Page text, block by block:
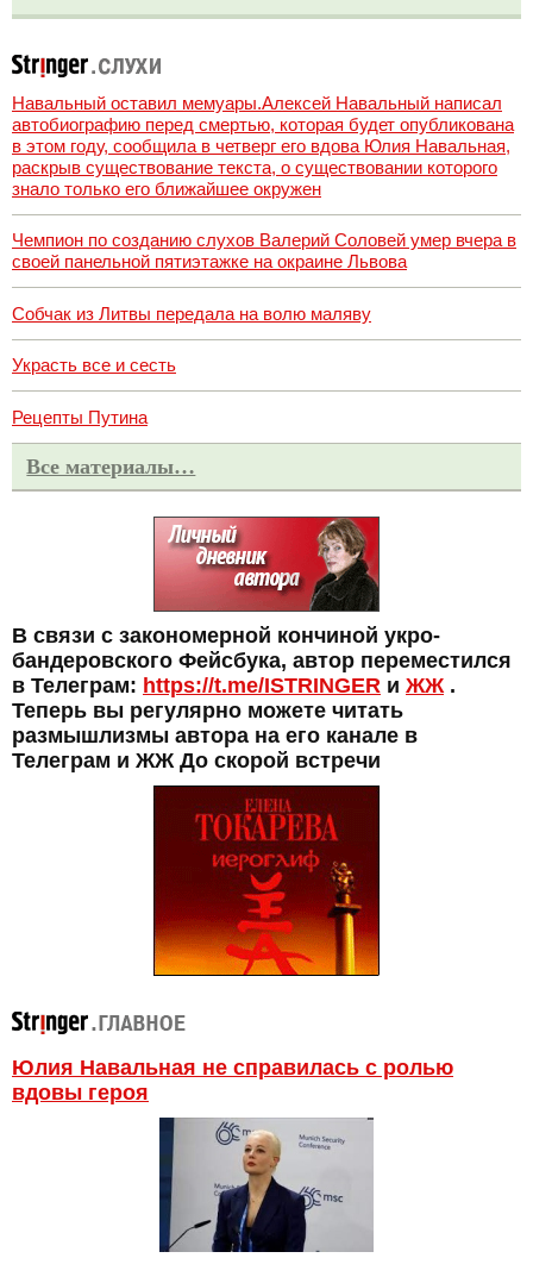
Навальный оставил мемуары.Алексей Навальный написал
автобиографию перед смертью, которая будет опубликована
в этом году, сообщила в четверг его вдова Юлия Навальная,
раскрыв существование текста, о существовании которого
знало только его ближайшее окружен
Чемпион по созданию слухов Валерий Соловей умер вчера в
своей панельной пятиэтажке на окраине Львова
Собчак из Литвы передала на волю маляву
Украсть все и сесть
Рецепты Путина
Все материалы…
В связи с закономерной кончиной укро-
бандеровского Фейсбука, автор переместился
в Телеграм: https://t.me/ISTRINGER и ЖЖ .
Теперь вы регулярно можете читать
размышлизмы автора на его канале в
Телеграм и ЖЖ До скорой встречи
Юлия Навальная не справилась с ролью
вдовы героя